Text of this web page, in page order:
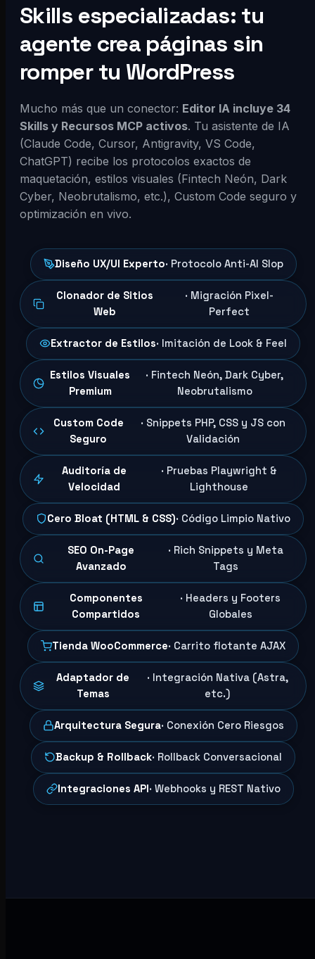
Skills especializadas: tu
agente crea páginas sin
romper tu WordPress
Mucho más que un conector: Editor IA incluye 34
Skills y Recursos MCP activos. Tu asistente de IA
(Claude Code, Cursor, Antigravity, VS Code,
ChatGPT) recibe los protocolos exactos de
maquetación, estilos visuales (Fintech Neón, Dark
Cyber, Neobrutalismo, etc.), Custom Code seguro y
optimización en vivo.
Diseño UX/UI Experto· Protocolo Anti-AI Slop
Clonador de Sitios
Web
· Migración Pixel-
Perfect
Extractor de Estilos· Imitación de Look & Feel
Estilos Visuales
Premium
· Fintech Neón, Dark Cyber,
Neobrutalismo
Custom Code
Seguro
· Snippets PHP, CSS y JS con
Validación
Auditoría de
Velocidad
· Pruebas Playwright &
Lighthouse
Cero Bloat (HTML & CSS)· Código Limpio Nativo
SEO On-Page
Avanzado
· Rich Snippets y Meta
Tags
Componentes
Compartidos
· Headers y Footers
Globales
Tienda WooCommerce· Carrito flotante AJAX
Adaptador de
Temas
· Integración Nativa (Astra,
etc.)
Arquitectura Segura· Conexión Cero Riesgos
Backup & Rollback· Rollback Conversacional
Integraciones API· Webhooks y REST Nativo